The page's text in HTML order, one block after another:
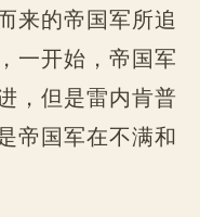
来的帝国军所追
一开始，帝国军
，但是雷内肯普
帝国军在不满和